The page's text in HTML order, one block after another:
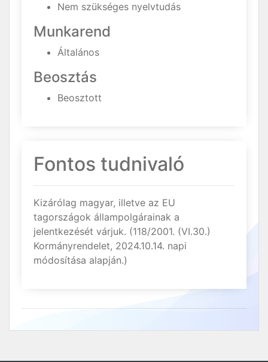
Nem szükséges nyelvtudás
Munkarend
Általános
Beosztás
Beosztott
Fontos tudnivaló
Kizárólag magyar, illetve az EU
tagországok állampolgárainak a
jelentkezését várjuk. (118/2001. (VI.30.)
Kormányrendelet, 2024.10.14. napi
módosítása alapján.)